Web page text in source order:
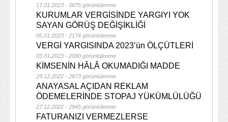
17.01.2023 - 5675 görüntülenme
KURUMLAR VERGİSİNDE YARGIYI YOK
SAYAN GÖRÜŞ DEĞİŞİKLİĞİ
05.01.2023 - 2174 görüntülenme
VERGİ YARGISINDA 2023’ün ÖLÇÜTLERİ
03.01.2023 - 2090 görüntülenme
KİMSENİN HÂLÂ OKUMADIĞI MADDE
29.12.2022 - 2673 görüntülenme
ANAYASAL AÇIDAN REKLAM
ÖDEMELERİNDE STOPAJ YÜKÜMLÜLÜĞÜ
27.12.2022 - 2945 görüntülenme
FATURANIZI VERMEZLERSE